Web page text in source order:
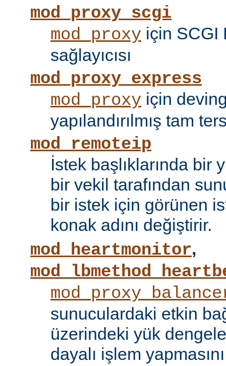
mod_proxy_scgi
mod_proxy için SCGI
sağlayıcısı
mod_proxy_express
mod_proxy için
yapılandırılmış tam
mod_remoteip
İstek başlıklarında bir
bir vekil tarafından
bir istek için görünen
konak adını değiştirir.
mod_heartmonitor,
sunuculardaki etkin
üzerindeki yük
dayalı işlem